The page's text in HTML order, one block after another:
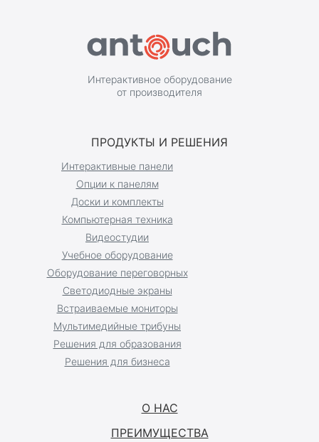
Интерактивное оборудование
от производителя
ПРОДУКТЫ И РЕШЕНИЯ
О НАС
ПРЕИМУЩЕСТВА
Интерактивные панели
Доски и комплекты
Оборудование переговорных
Учебное оборудование
Светодиодные экраны
Встраиваемые мониторы
Мультимедийные трибуны
Решения для образования
Решения для бизнеса
Опции к панелям
Компьютерная техника
Видеостудии